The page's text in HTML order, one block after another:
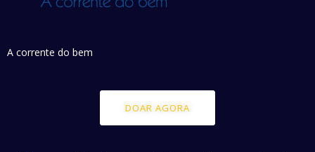
A corrente do bem
DOAR AGORA